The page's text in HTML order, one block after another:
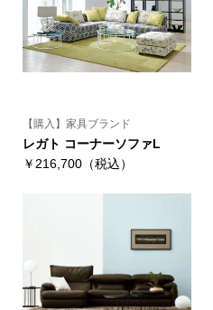
【購入】家具ブランド
レガト コーナーソファL
￥216,700（税込）